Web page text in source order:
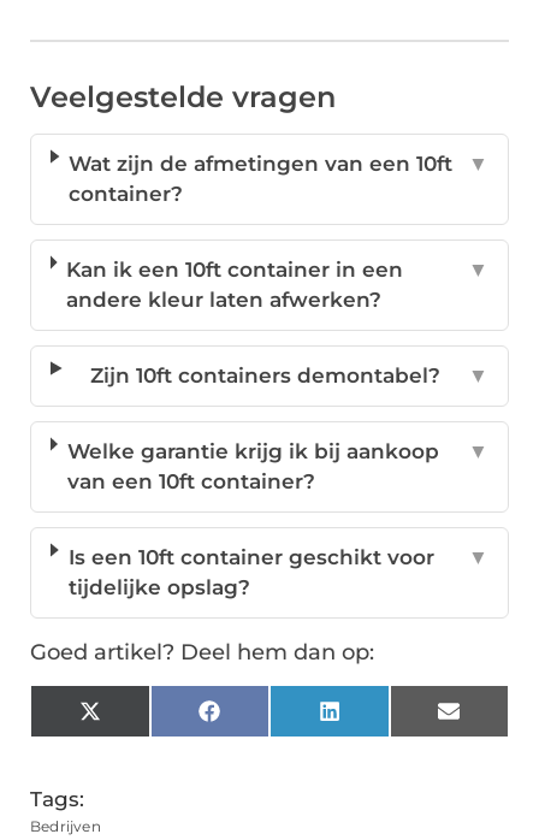
Veelgestelde vragen
Wat zijn de afmetingen van een 10ft
container?
▼
Kan ik een 10ft container in een
andere kleur laten afwerken?
▼
Zijn 10ft containers demontabel? ▼
Welke garantie krijg ik bij aankoop
van een 10ft container?
▼
Is een 10ft container geschikt voor
tijdelijke opslag?
▼
Goed artikel? Deel hem dan op:
X
(Twitter)
Facebook LinkedIn Email
Tags:
Bedrijven